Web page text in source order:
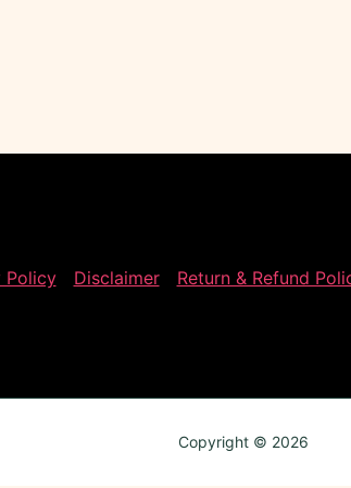
Policy Disclaimer Return & Refund
Copyright © 2026